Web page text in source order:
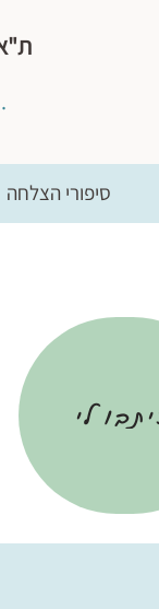
ת"א |
סיפורי הצלחה
לי